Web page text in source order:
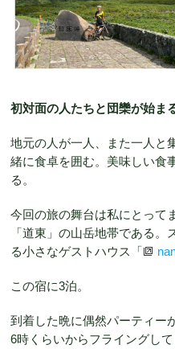
初対面の人たちと団欒が始ま
地元の人が一人、また一人と
緒に食卓を囲む。美味しい食
る。
今回の旅の舞台は私にとって
「道東」の山岳地帯である
る小さなゲストハウス「
この宿に3泊。
到着した晩に偶然パーティー
6時くらいからフライングし